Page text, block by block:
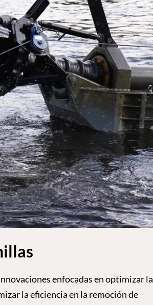
enfocadas en optimizar la
la eficiencia en la remoción de